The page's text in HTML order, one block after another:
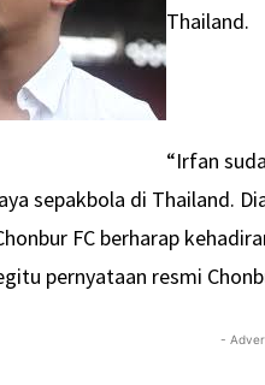
Thailand.
“Irfan
sepakbola di Thailand.
FC berharap
pernyataan resmi
-